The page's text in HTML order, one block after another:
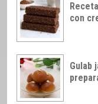
con
Gulab